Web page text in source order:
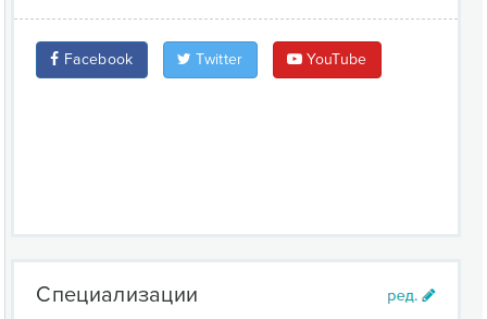
Facebook Twitter YouTube
Специализации